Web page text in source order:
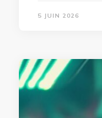
5 JUIN 2026